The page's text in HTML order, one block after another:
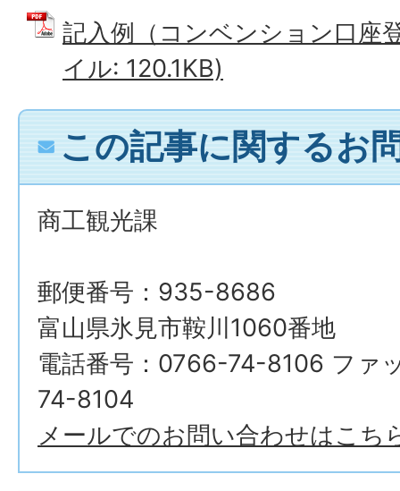
記入例（コンベンション口座
イル: 120.1KB)
この記事に関するお
商工観光課
郵便番号：935-8686
富山県氷見市鞍川1060番地
電話番号：0766-74-8106 ファ
74-8104
メールでのお問い合わせはこち